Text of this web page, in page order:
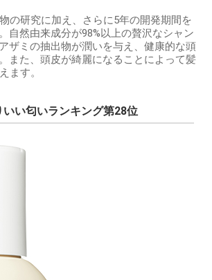
の研究に加え、さらに5年の開発期間を
自然由来成分が98%以上の贅沢なシャン
ザミの抽出物が潤いを与え、健康的な頭
また、頭皮が綺麗になることによって髪
ます。
い匂いランキング第28位